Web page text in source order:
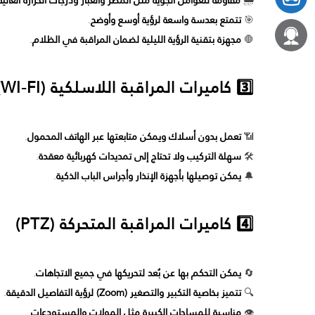
🎯تتمتع بعدسة واسعة لرؤية أوسع وأوضح.
🛑مجهزة بتقنية الرؤية الليلية لضمان المراقبة في الظلام.
3️⃣ كاميرات المراقبة اللاسلكية (WI-FI)
📶تعمل بدون أسلاك ويمكن متابعتها عبر الهاتف المحمول.
🛠سهلة التركيب ولا تحتاج إلى تمديدات كهربائية معقدة.
🔔يمكن توصيلها بأجهزة الإنذار وأجراس الباب الذكية.
4️⃣ كاميرات المراقبة المتحركة (PTZ)
🔄 يمكن التحكم بها عن بُعد لتحريكها في جميع الاتجاهات.
🔍تتميز بخاصية التكبير والتصغير (Zoom) لرؤية التفاصيل الدقيقة
.